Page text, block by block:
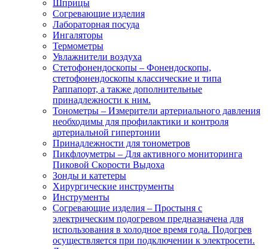
Шприцы
Согревающие изделия
Лабораторная посуда
Ингаляторы
Термометры
Увлажнители воздуха
Стетофонендоскопы – Фонендоскопы,
стетофонендоскопы классические и типа
Раппапорт, а также дополнительные
принадлежности к ним.
Тонометры – Измерители артериального давления
необходимы для профилактики и контроля
артериальной гипертонии
Принадлежности для тонометров
Пикфлоуметры – Для активного мониторинга
Пиковой Скорости Выдоха
Зонды и катетеры
Хирургические инструменты
Инструменты
Согревающие изделия – Простыня с
электрическим подогревом предназначена для
использования в холодное время года. Подогрев
осуществляется при подключении к электросети.